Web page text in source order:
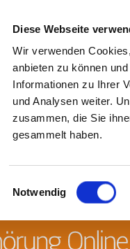
Diese Webseite
Wir verwenden
anbieten zu können
Informationen zu Ihrer
und Analysen weiter.
zusammen, die Sie
gesammelt haben.
Einwilligungsauswahl
Notwendig